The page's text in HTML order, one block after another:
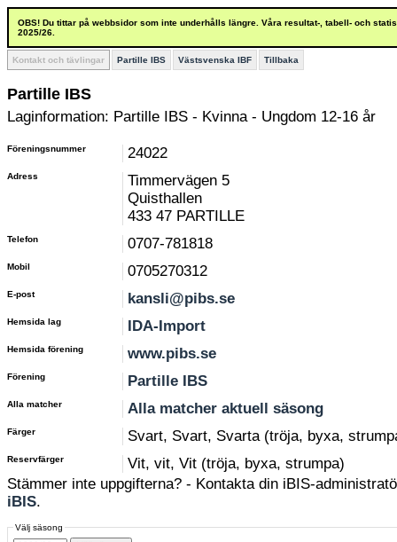
OBS! Du tittar på webbsidor som inte underhålls längre. Våra resultat-, tabell- och
2025/26.
Kontakt och tävlingar Partille IBS Västsvenska IBF Tillbaka
Partille IBS
Laginformation: Partille IBS - Kvinna - Ungdom 12-16 år
Föreningsnummer 24022
Adress
Timmervägen 5
Quisthallen
433 47 PARTILLE
Telefon 0707-781818
Mobil 0705270312
E-post kansli@pibs.se
Hemsida lag IDA-Import
Hemsida förening www.pibs.se
Förening Partille IBS
Alla matcher Alla matcher aktuell säsong
Färger Svart, Svart, Svarta (tröja, byxa,
Reservfärger
Vit, vit, Vit (tröja, byxa, strumpa)
Stämmer inte uppgifterna? - Kontakta din iBIS-
iBIS.
Välj säsong